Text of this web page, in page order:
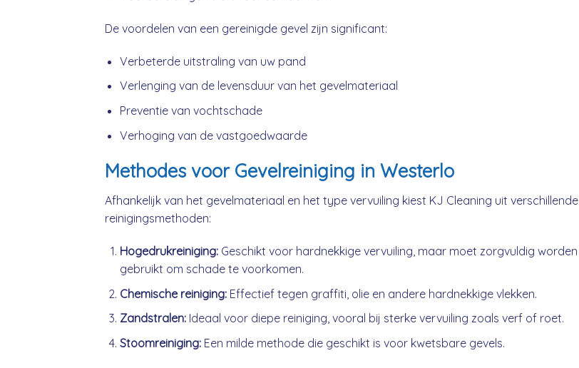
De voordelen van een gereinigde gevel zijn significant:
Verbeterde uitstraling van uw pand
Verlenging van de levensduur van het gevelmateriaal
Preventie van vochtschade
Verhoging van de vastgoedwaarde
Methodes voor Gevelreiniging in Westerlo
Afhankelijk van het gevelmateriaal en het type vervuiling kiest KJ Cleaning uit verschillende
reinigingsmethoden:
Hogedrukreiniging:Geschikt voor hardnekkige vervuiling, maar moet zorgvuldig worden
gebruikt om schade te voorkomen.
Chemische reiniging:Effectief tegen graffiti, olie en andere hardnekkige vlekken.
Zandstralen:Ideaal voor diepe reiniging, vooral bij sterke vervuiling zoals verf of roet.
Stoomreiniging:Een milde methode die geschikt is voor kwetsbare gevels.